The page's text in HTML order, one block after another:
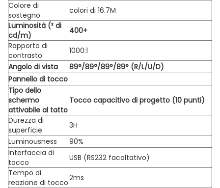
Colore di
sostegno
colori di 16.7M
Luminosità (² di
cd/m)
400+
Rapporto di
contrasto
1000:1
Angolo di vista
89°/89°/89°/89° (R/L/U/D)
Pannello di tocco
Tipo dello
schermo
attivabile al tatto
Tocco capacitivo di progetto (10 punti)
Durezza di
superficie
3H
Luminousness
90%
Interfaccia di
tocco
USB (RS232 facoltativo)
Tempo di
reazione di tocco2ms